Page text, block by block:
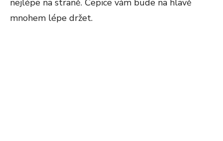
nejlépe na straně. Čepice vám bude na hlavě
mnohem lépe držet.